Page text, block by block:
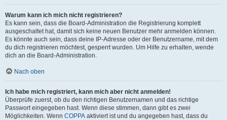
Warum kann ich mich nicht registrieren?
Es kann sein, dass die Board-Administration die Registrierung komplett
ausgeschaltet hat, damit sich keine neuen Benutzer mehr anmelden können.
Es könnte auch sein, dass deine IP-Adresse oder der Benutzername, mit dem
du dich registrieren möchtest, gesperrt wurden. Um Hilfe zu erhalten, wende
dich an die Board-Administration.
Nach oben
Ich habe mich registriert, kann mich aber nicht anmelden!
Überprüfe zuerst, ob du den richtigen Benutzernamen und das richtige
Passwort eingegeben hast. Wenn diese stimmen, dann gibt es zwei
Möglichkeiten. Wenn COPPA aktiviert ist und du angegeben hast, dass du